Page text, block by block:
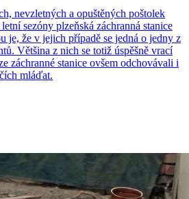
nevzletných a opuštěných poštolek
sezóny plzeňská záchranná stanice
je, že v jejich případě se jedná o jedny z
Většina z nich se totiž úspěšně vrací
záchranné stanice ovšem odchovávali i
mláďat.